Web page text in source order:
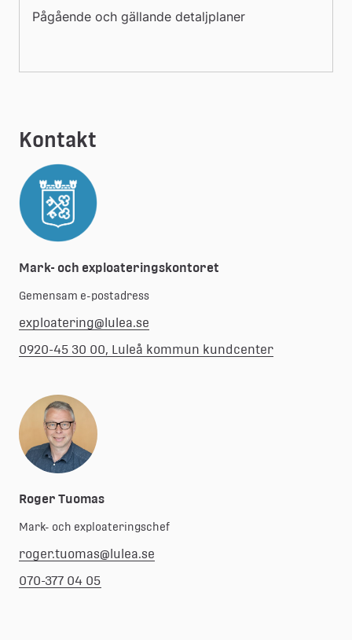
Pågående och gällande detaljplaner
Kontakt
Mark- och exploateringskontoret
Gemensam e-postadress
exploatering@lulea.se
0920-45 30 00, Luleå kommun kundcenter
Roger Tuomas
Mark- och exploateringschef
roger.tuomas@lulea.se
070-377 04 05